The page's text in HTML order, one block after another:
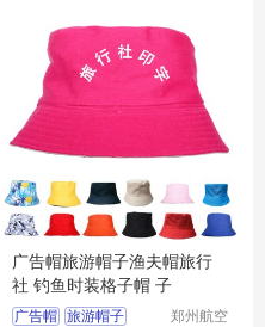
广告帽旅游帽子渔夫帽旅行
社 钓鱼时装格子帽 子
广告帽 旅游帽子
郑州航空